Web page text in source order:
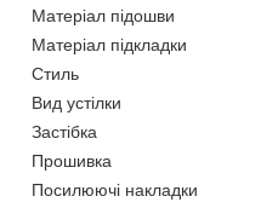
Матеріал підошви
Матеріал підкладки
Стиль
Вид устілки
Застібка
Прошивка
Посилюючі накладки